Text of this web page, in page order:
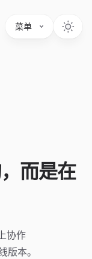
菜单
而是在
协作
版本。